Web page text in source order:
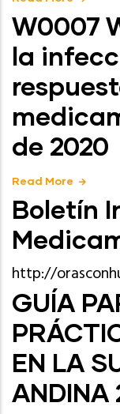
W0007
la
de 2020
Read More
Boletín
http://
GUÍA
EN LA
ANDINA